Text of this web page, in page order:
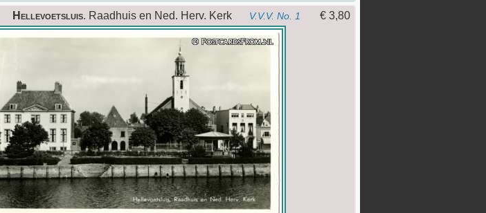
Hellevoetsluis. Raadhuis en Ned. Herv. Kerk V.V.V. No. 1 € 3,80